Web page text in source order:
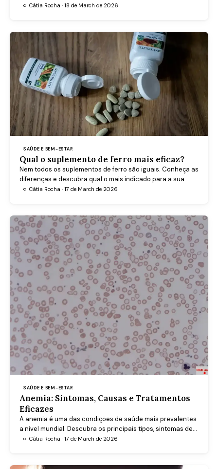
adultas. Saiba reconhecer os sinais, entender as causas e
C Cátia Rocha · 18 de March de 2026
SAÚDE E BEM-ESTAR
Qual o suplemento de ferro mais eficaz?
Nem todos os suplementos de ferro são iguais. Conheça as
diferenças e descubra qual o mais indicado para a sua
situação.
C Cátia Rocha · 17 de March de 2026
SAÚDE E BEM-ESTAR
Anemia: Sintomas, Causas e Tratamentos
Eficazes
A anemia é uma das condições de saúde mais prevalentes
a nível mundial. Descubra os principais tipos, sintomas de
alerta, formas de diagnóstico e tratamentos eficazes para
C Cátia Rocha · 17 de March de 2026